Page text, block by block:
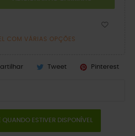
COM VÁRIAS OPÇÕES
Tweet Pinterest
ESTIVER DISPONÍVEL